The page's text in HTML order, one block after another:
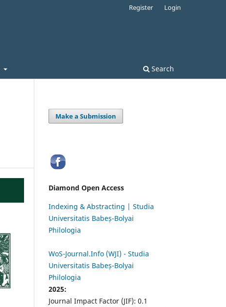
Search
Register Login
Make a Submission
Diamond Open Access
Indexing & Abstracting | Studia
Universitatis Babeș-Bolyai
Philologia
WoS-Journal.Info (WJI) - Studia
Universitatis Babeș-Bolyai
Philologia
2025:
Journal Impact Factor (JIF): 0.1